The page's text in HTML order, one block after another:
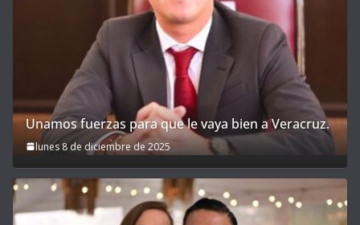
Unamos fuerzas para que le vaya bien a Veracruz.
lunes 8 de diciembre de 2025